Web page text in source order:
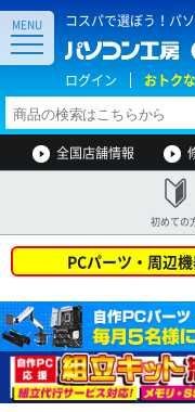
コスパで選ぼう！パ
ログイン おトク
MENU
全国店舗情報
初めての
PCパーツ・周辺